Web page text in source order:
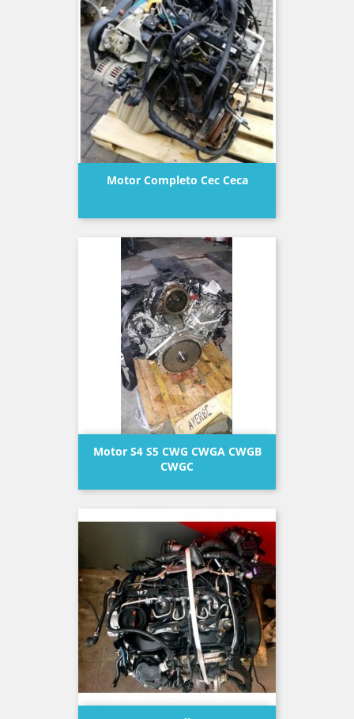
Motor Completo Cec Ceca
Motor S4 S5 CWG CWGA CWGB
CWGC
Precio